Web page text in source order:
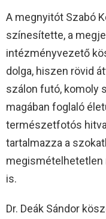
A megnyitót Szabó
színesítette, a
intézményvezető
dolga, hiszen rövid
szálon futó, komoly
magában foglaló
természetfotós
tartalmazza a
megismételhetetlen
is.
Dr. Deák Sándor